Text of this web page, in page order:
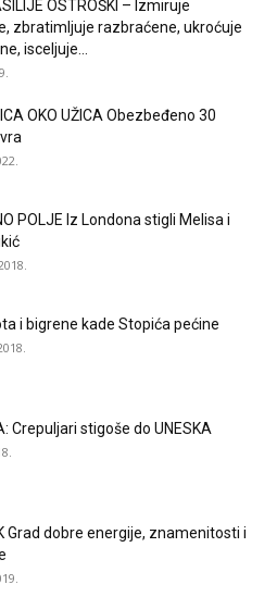
OSTROŠKI – Izmiruje
zbratimljuje razbraćene, ukroćuje
isceljuje...
OKO UŽICA Obezbeđeno 30
POLJE Iz Londona stigli Melisa i
i bigrene kade Stopića pećine
Crepuljari stigoše do UNESKA
Grad dobre energije, znamenitosti i